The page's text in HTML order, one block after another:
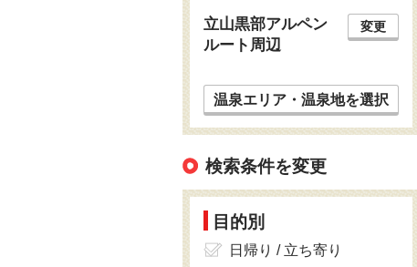
立山黒部アルペン
ルート周辺
変更
温泉エリア・温泉地を選択
検索条件を変更
目的別
日帰り / 立ち寄り